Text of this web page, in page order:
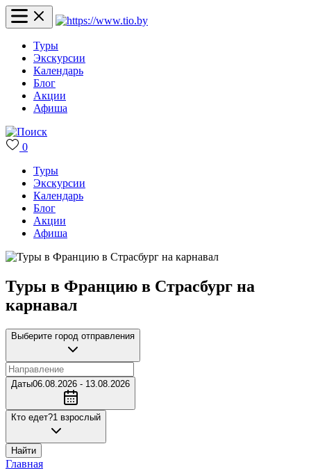
Туры
Экскурсии
Календарь
Блог
Акции
Афиша
0
Туры
Экскурсии
Календарь
Блог
Акции
Афиша
Туры в Францию в Страсбург на
карнавал
Выберите город отправления
Даты06.08.2026 - 13.08.2026
Кто едет?1 взрослый
Найти
Главная